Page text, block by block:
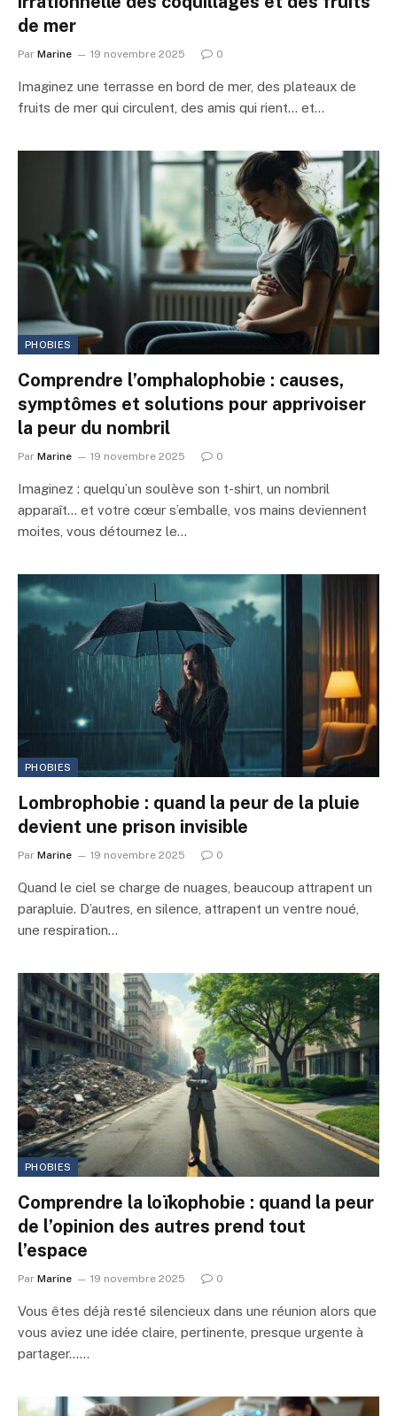
de mer
Par Marine 19 novembre 2025 0
Imaginez une terrasse en bord de mer, des plateaux de
fruits de mer qui circulent, des amis qui rient… et…
PHOBIES
Comprendre l’omphalophobie : causes,
symptômes et solutions pour apprivoiser
la peur du nombril
Par Marine 19 novembre 2025 0
Imaginez : quelqu’un soulève son t-shirt, un nombril
apparaît… et votre cœur s’emballe, vos mains deviennent
moites, vous détournez le…
PHOBIES
Lombrophobie : quand la peur de la pluie
devient une prison invisible
Par Marine 19 novembre 2025 0
Quand le ciel se charge de nuages, beaucoup attrapent un
parapluie. D’autres, en silence, attrapent un ventre noué,
une respiration…
PHOBIES
Comprendre la loïkophobie : quand la peur
de l’opinion des autres prend tout
l’espace
Par Marine 19 novembre 2025 0
Vous êtes déjà resté silencieux dans une réunion alors que
vous aviez une idée claire, pertinente, presque urgente à
partager……